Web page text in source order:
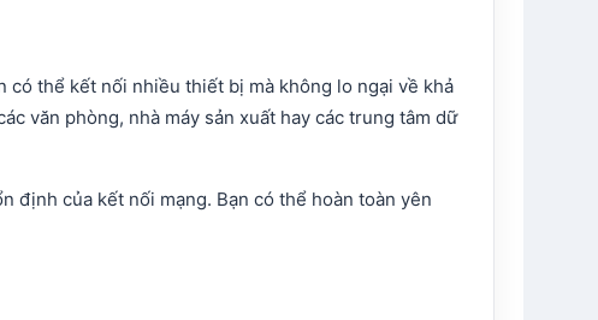
có thể kết nối nhiều thiết bị mà không lo ngại về khả
văn phòng, nhà máy sản xuất hay các trung tâm dữ
định của kết nối mạng. Bạn có thể hoàn toàn yên